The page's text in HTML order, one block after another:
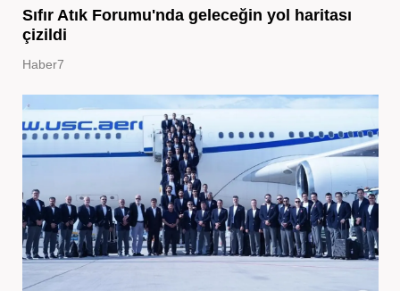
Sıfır Atık Forumu'nda geleceğin yol haritası
çizildi
Haber7